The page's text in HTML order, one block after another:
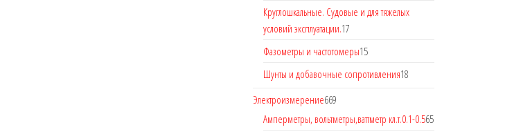
Круглошкальные. Судовые и для тяжелых
условий эксплуатации.17
Фазометры и частотомеры15
Шунты и добавочные сопротивления18
Электроизмерение669
Амперметры, вольтметры,ваттметр кл.т.0.1-0.565